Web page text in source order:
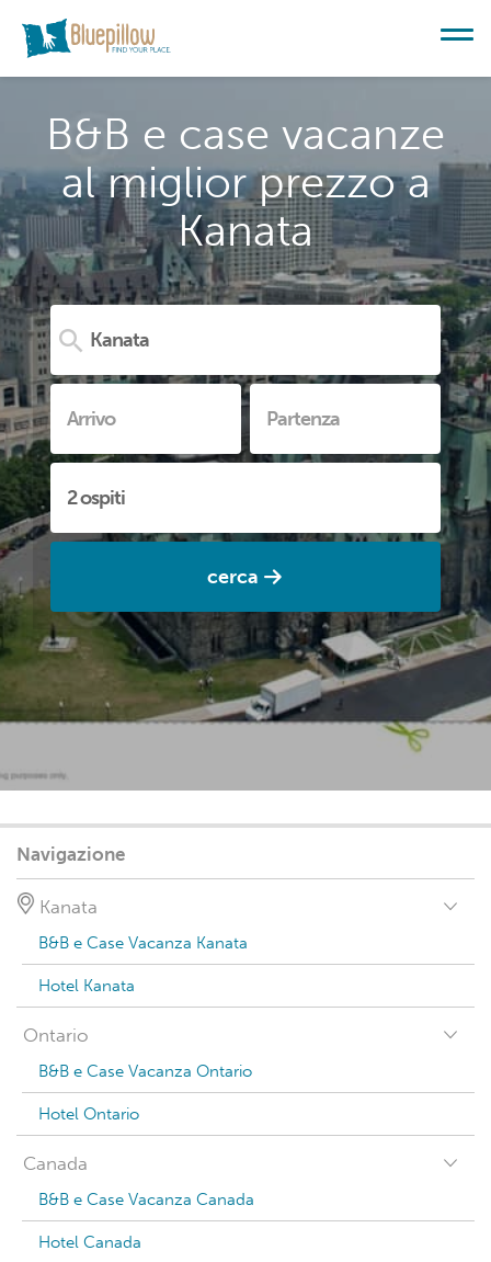
B&B e case vacanze
al miglior prezzo a
Kanata
cerca
Navigazione
Kanata
B&B e Case Vacanza Kanata
Hotel Kanata
Ontario
B&B e Case Vacanza Ontario
Hotel Ontario
Canada
B&B e Case Vacanza Canada
Hotel Canada